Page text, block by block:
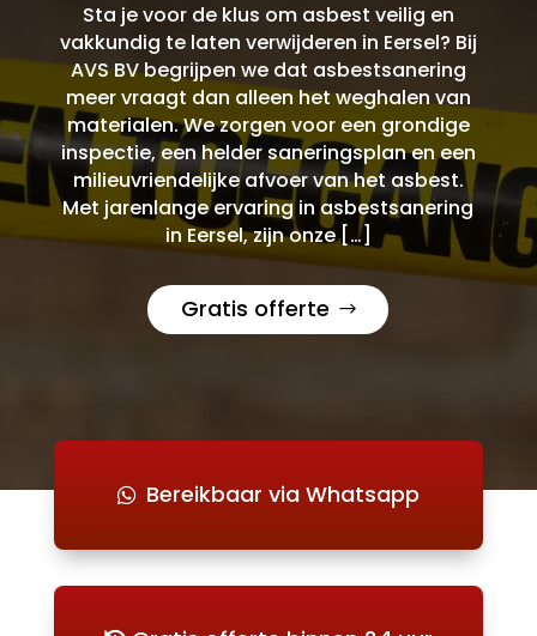
Sta je voor de klus om asbest veilig en
vakkundig te laten verwijderen in Eersel? Bij
AVS BV begrijpen we dat asbestsanering
meer vraagt dan alleen het weghalen van
materialen. We zorgen voor een grondige
inspectie, een helder saneringsplan en een
milieuvriendelijke afvoer van het asbest.
Met jarenlange ervaring in asbestsanering
in Eersel, zijn onze […]
Gratis offerte
Bereikbaar via Whatsapp